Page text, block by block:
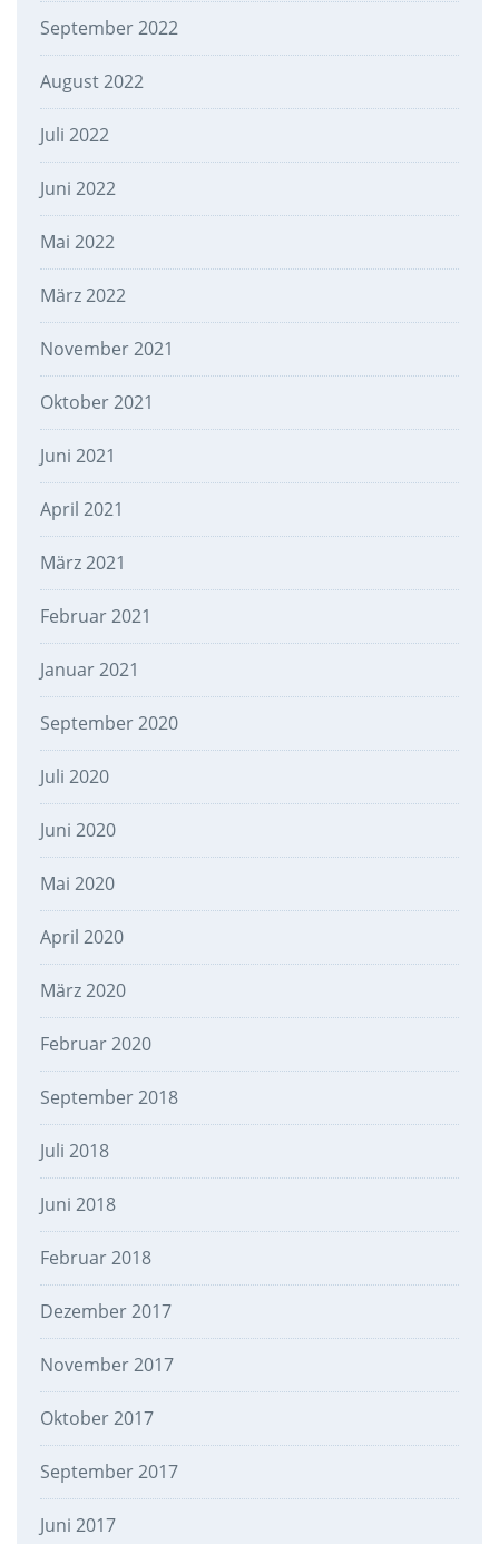
September 2022
August 2022
Juli 2022
Juni 2022
Mai 2022
März 2022
November 2021
Oktober 2021
Juni 2021
April 2021
März 2021
Februar 2021
Januar 2021
September 2020
Juli 2020
Juni 2020
Mai 2020
April 2020
März 2020
Februar 2020
September 2018
Juli 2018
Juni 2018
Februar 2018
Dezember 2017
November 2017
Oktober 2017
September 2017
Juni 2017